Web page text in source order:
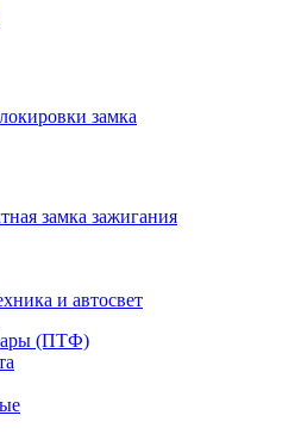
замка
замка зажигания
и автосвет
(ПТФ)